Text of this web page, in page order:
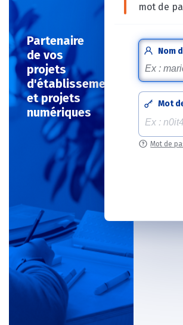
Partenaire
de vos
projets
d'établissement
et projets
numériques
mot de
Nom
Mot de
Mot de